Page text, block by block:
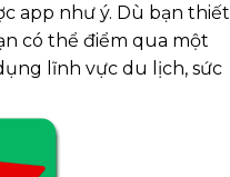
app như ý. Dù bạn thiết
có thể điểm qua một
lĩnh vực du lịch, sức